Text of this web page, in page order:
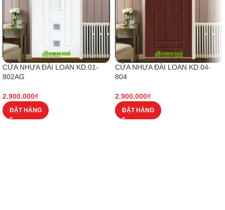
CỬA NHỰA ĐÀI LOAN KD.01-
802AG
2.900.000₫
ĐẶT HÀNG
CỬA NHỰA ĐÀI LOAN KD.04-
804
2.900.000₫
ĐẶT HÀNG